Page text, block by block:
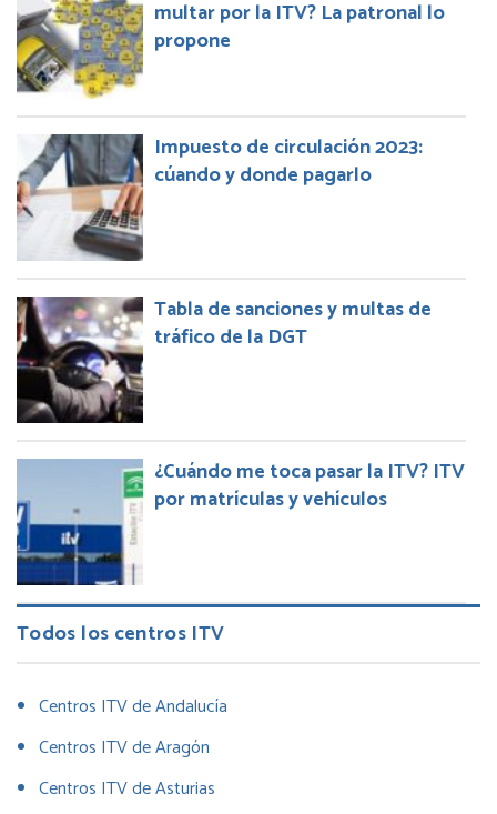
multar por la ITV? La patronal lo
propone
Impuesto de circulación 2023:
cúando y donde pagarlo
Tabla de sanciones y multas de
tráfico de la DGT
¿Cuándo me toca pasar la ITV? ITV
por matrículas y vehículos
Todos los centros ITV
Centros ITV de Andalucía
Centros ITV de Aragón
Centros ITV de Asturias